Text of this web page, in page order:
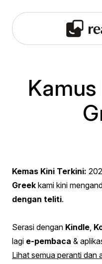
Kemas Kini Terkini:
Greek kami kini
dengan teliti.
Serasi dengan Kindle
lagi e-pembaca &
Lihat semua peranti dan